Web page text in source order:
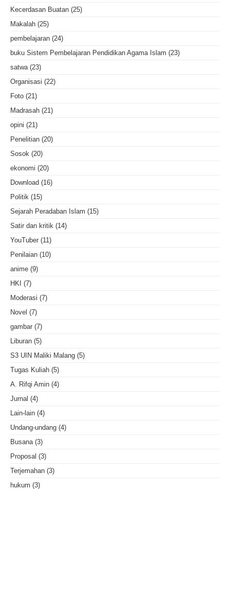
Kecerdasan Buatan (25)
Makalah (25)
pembelajaran (24)
buku Sistem Pembelajaran Pendidikan Agama Islam (23)
satwa (23)
Organisasi (22)
Foto (21)
Madrasah (21)
opini (21)
Penelitian (20)
Sosok (20)
ekonomi (20)
Download (16)
Politik (15)
Sejarah Peradaban Islam (15)
Satir dan kritik (14)
YouTuber (11)
Penilaian (10)
anime (9)
HKI (7)
Moderasi (7)
Novel (7)
gambar (7)
Liburan (5)
S3 UIN Maliki Malang (5)
Tugas Kuliah (5)
A. Rifqi Amin (4)
Jurnal (4)
Lain-lain (4)
Undang-undang (4)
Busana (3)
Proposal (3)
Terjemahan (3)
hukum (3)